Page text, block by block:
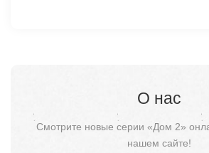
О нас
Смотрите новые серии «Дом 2»
нашем сайте!